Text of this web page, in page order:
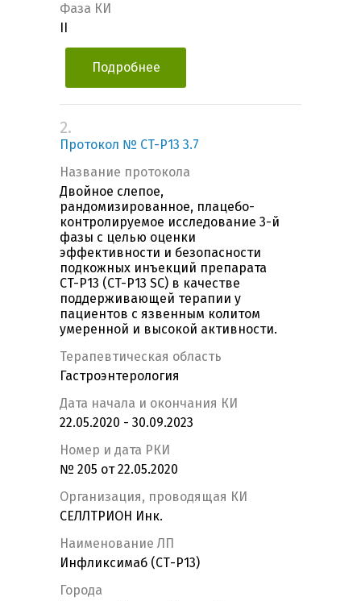
Фаза КИ
Подробнее
2.
Протокол № CT-P13 3.7
Название протокола
Двойное слепое,
рандомизированное, плацебо-
контролируемое исследование 3-й
фазы с целью оценки
эффективности и безопасности
подкожных инъекций препарата
CT-P13 (CT-P13 SC) в качестве
поддерживающей терапии у
пациентов с язвенным колитом
умеренной и высокой активности.
Терапевтическая область
Гастроэнтерология
Дата начала и окончания КИ
22.05.2020 - 30.09.2023
Номер и дата РКИ
№ 205 от 22.05.2020
Организация, проводящая КИ
СЕЛЛТРИОН Инк.
Наименование ЛП
Инфликсимаб (СТ-Р13)
Города